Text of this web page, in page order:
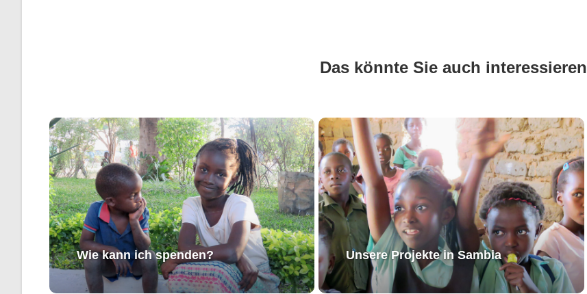
Das könnte Sie auch interessieren
Wie kann ich spenden? Unsere Projekte in Sambia